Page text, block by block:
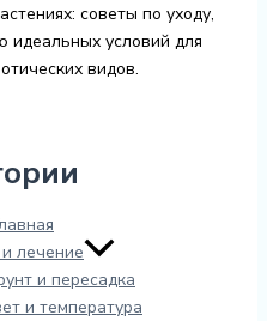
советы по уходу,
условий для
видов.
лечение
и пересадка
и температура